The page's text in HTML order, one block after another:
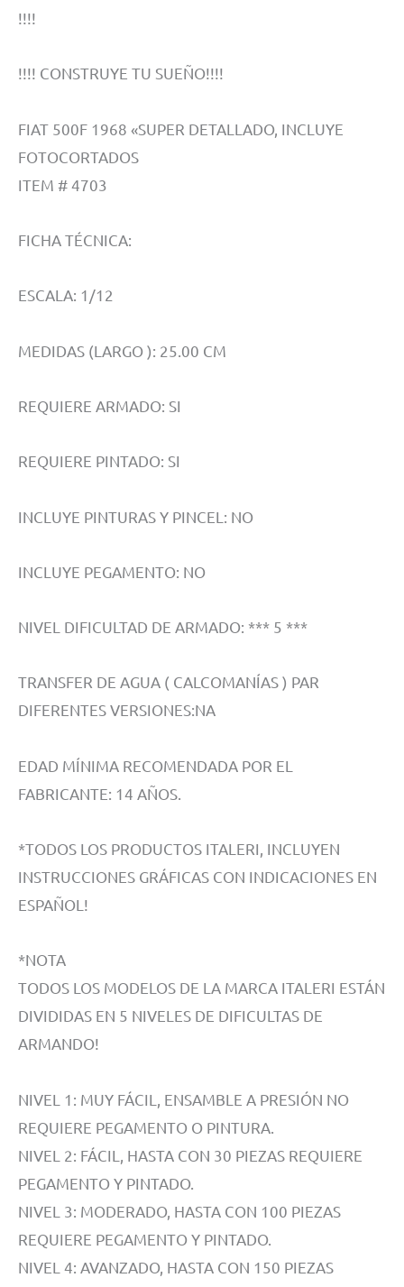
!!!!
!!!! CONSTRUYE TU SUEÑO!!!!
FIAT 500F 1968 «SUPER DETALLADO, INCLUYE
FOTOCORTADOS
ITEM # 4703
FICHA TÉCNICA:
ESCALA: 1/12
MEDIDAS (LARGO ): 25.00 CM
REQUIERE ARMADO: SI
REQUIERE PINTADO: SI
INCLUYE PINTURAS Y PINCEL: NO
INCLUYE PEGAMENTO: NO
NIVEL DIFICULTAD DE ARMADO: *** 5 ***
TRANSFER DE AGUA ( CALCOMANÍAS ) PAR
DIFERENTES VERSIONES:NA
EDAD MÍNIMA RECOMENDADA POR EL
FABRICANTE: 14 AÑOS.
*TODOS LOS PRODUCTOS ITALERI, INCLUYEN
INSTRUCCIONES GRÁFICAS CON INDICACIONES EN
ESPAÑOL!
*NOTA
TODOS LOS MODELOS DE LA MARCA ITALERI ESTÁN
DIVIDIDAS EN 5 NIVELES DE DIFICULTAS DE
ARMANDO!
NIVEL 1: MUY FÁCIL, ENSAMBLE A PRESIÓN NO
REQUIERE PEGAMENTO O PINTURA.
NIVEL 2: FÁCIL, HASTA CON 30 PIEZAS REQUIERE
PEGAMENTO Y PINTADO.
NIVEL 3: MODERADO, HASTA CON 100 PIEZAS
REQUIERE PEGAMENTO Y PINTADO.
NIVEL 4: AVANZADO, HASTA CON 150 PIEZAS